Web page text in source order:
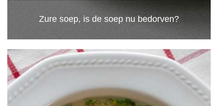
Zure soep, is de soep nu bedorven?